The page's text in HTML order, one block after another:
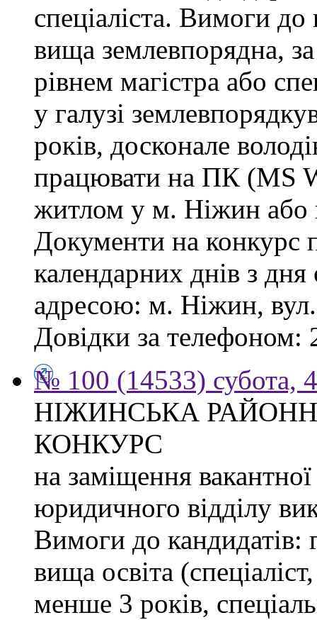
спеціаліста. Вимоги до
вища землевпорядна,
рівнем магістра або
у галузі
років, досконале
працювати на ПК (MS
житлом у м. Ніжин або
Документи на конкурс
календарних днів з
адресою: м. Ніжин,
Довідки за телефоном:
№ 100 (14533) субота,
НІЖИНСЬКА
КОНКУРС
на заміщення
юридичного відділу
Вимоги до кандидатів:
вища освіта
менше 3 років,